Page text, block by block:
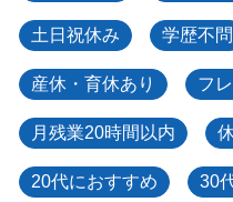
土日祝休み 学歴不問
産休・育休あり フ
月残業20時間以内
20代におすすめ 30